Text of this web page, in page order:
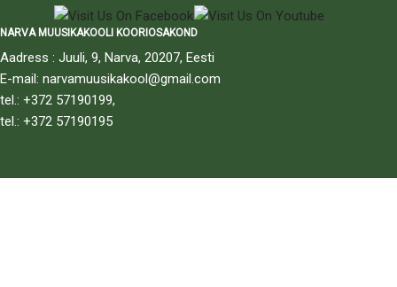
NARVA MUUSIKAKOOLI KOORIOSAKOND
Aadress : Juuli, 9, Narva, 20207, Eesti
E-mail: narvamuusikakool@gmail.com
tel.: +372 57190199,
tel.: +372 57190195